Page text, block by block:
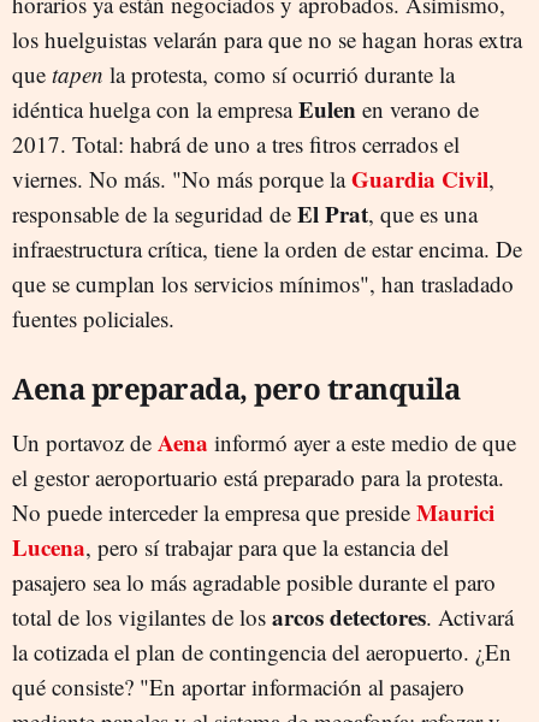
los huelguistas velarán para que no se hagan horas extra
que tapen la protesta, como sí ocurrió durante la
idéntica huelga con la empresaEulen en verano de
2017. Total: habrá de uno a tres fitros cerrados el
viernes. No más. "No más porque laGuardia Civil,
responsable de la seguridad de El Prat, que es una
infraestructura crítica, tiene la orden de estar encima. De
que se cumplan los servicios mínimos", han trasladado
fuentes policiales.
Aena preparada, pero tranquila
Un portavoz de Aena informó ayer a este medio de que
el gestor aeroportuario está preparado para la protesta.
No puede interceder la empresa que preside Maurici
Lucena, pero sí trabajar para que la estancia del
pasajero sea lo más agradable posible durante el paro
total de los vigilantes de los arcos detectores. Activará
la cotizada el plan de contingencia del aeropuerto. ¿En
qué consiste? "En aportar información al pasajero